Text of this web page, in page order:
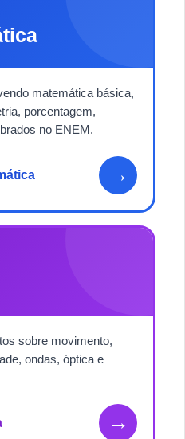
matemática básica,
porcentagem,
no ENEM.
→
sobre movimento,
ondas, óptica e
→